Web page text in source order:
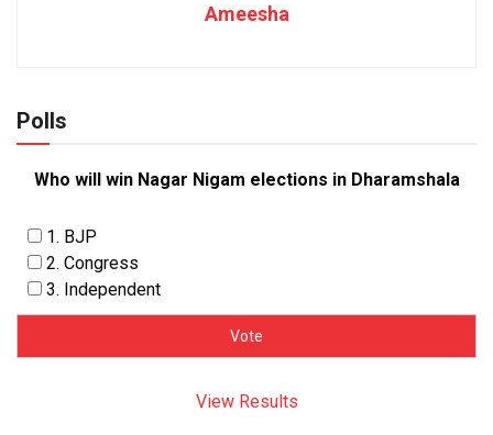
Ameesha
Polls
Who will win Nagar Nigam elections in Dharamshala
1. BJP
2. Congress
3. Independent
View Results